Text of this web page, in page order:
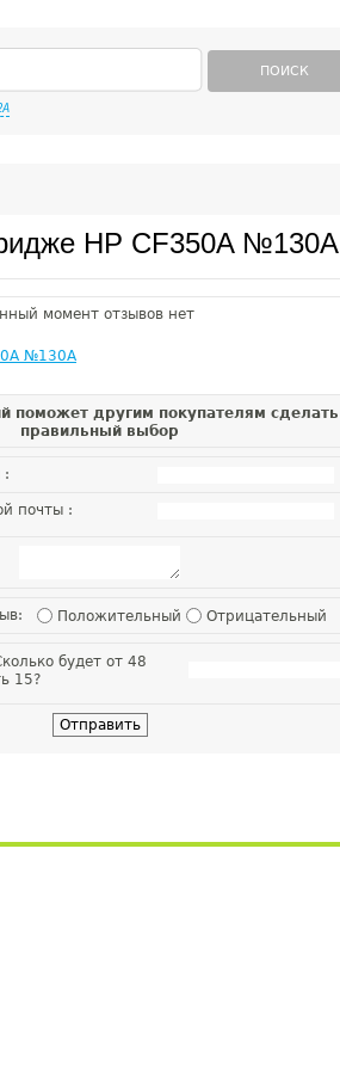
ПОИСК
HP CF350A №130A
момент отзывов нет
№130A
поможет другим покупателям сделать
правильный выбор
:
почты :
Положительный Отрицательный
будет от 48
15?